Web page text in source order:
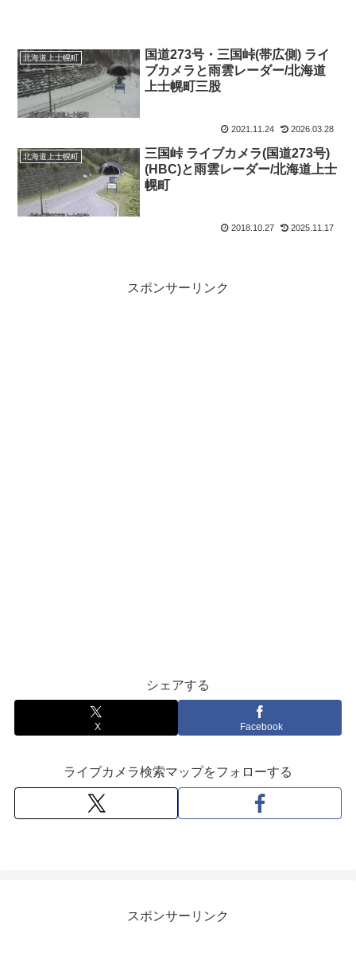
北海道上士幌町
国道273号・三国峠(帯広側) ライ
ブカメラと雨雲レーダー/北海道
上士幌町三股
2021.11.24 2026.03.28
北海道上士幌町
三国峠 ライブカメラ(国道273号)
(HBC)と雨雲レーダー/北海道上士
幌町
2018.10.27 2025.11.17
スポンサーリンク
シェアする
X Facebook
ライブカメラ検索マップをフォローする
スポンサーリンク